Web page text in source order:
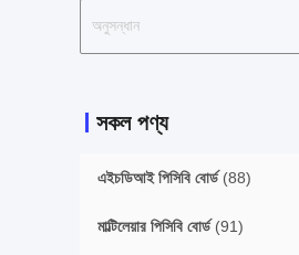
সকল পণ্য
এইচডিআই পিসিবি বোর্ড(88)
মাল্টিলেয়ার পিসিবি বোর্ড(91)